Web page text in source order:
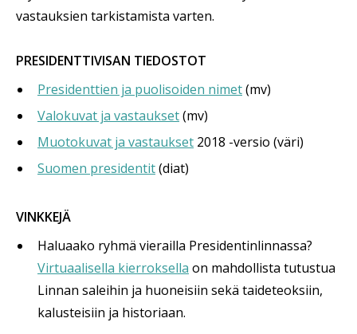
vastauksien tarkistamista varten.
PRESIDENTTIVISAN TIEDOSTOT
Presidenttien ja puolisoiden nimet(mv)
Valokuvat ja vastaukset(mv)
Muotokuvat ja vastaukset 2018 -versio (väri)
Suomen presidentit(diat)
VINKKEJÄ
Haluaako ryhmä vierailla Presidentinlinnassa?
Virtuaalisella kierroksella on mahdollista tutustua
Linnan saleihin ja huoneisiin sekä taideteoksiin,
kalusteisiin ja historiaan.